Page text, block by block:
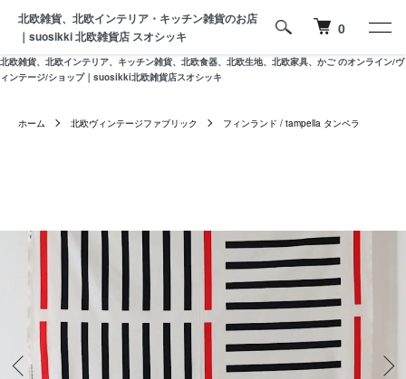
北欧雑貨、北欧インテリア、キッチン雑貨、北欧食器、北欧生地、北欧家具、かご のオンライン/ヴ
ィンテージ/ショップ｜suosikki北欧雑貨店スオシッキ
北欧雑貨、北欧インテリア・キッチン雑貨のお店
｜suosikki 北欧雑貨店 スオシッキ
0
ホーム 北欧ヴィンテージファブリック フィンランド / tampella タンペラ